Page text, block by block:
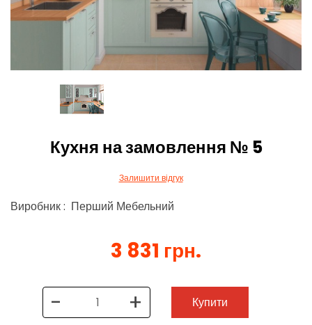
Кухня на замовлення № 5
Залишити відгук
Виробник : Перший Мебельний
3 831 грн.
- + Купити